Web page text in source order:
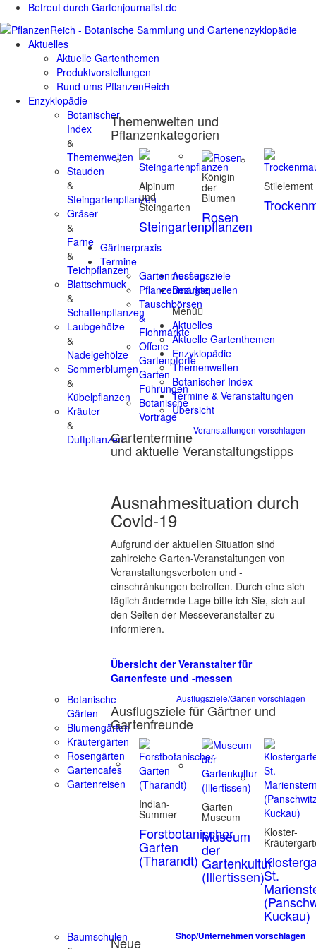
Betreut durch Gartenjournalist.de
Aktuelles
Aktuelle Gartenthemen
Produktvorstellungen
Rund ums PflanzenReich
Enzyklopädie
Botanischer
Index
&
Themenwelten
Stauden
&
Steingartenpflanzen
Gräser
&
Farne
&
Teichpflanzen
Blattschmuck
&
Schattenpflanzen
Laubgehölze
&
Nadelgehölze
Sommerblumen
&
Kübelpflanzen
Kräuter
&
Duftpflanzen
Themenwelten und
Pflanzenkategorien
Alpinum
und
Steingarten
Steingartenpflanzen
Königin
der
Blumen
Rosen
Stilelement
Gärtnerpraxis
Termine
Gartenmessen
Pflanzenmärkte
Tauschbörsen
&
Flohmärkte
Offene
Gartenpforte
Garten-
Führungen
Botanische
Vorträge
Veranstaltungen vorschlagen
Gartentermine
und aktuelle Veranstaltungstipps
Ausnahmesituation durch
Covid-19
Aufgrund der aktuellen Situation sind
zahlreiche Garten-Veranstaltungen von
Veranstaltungsverboten und -
einschränkungen betroffen. Durch eine sich
täglich ändernde Lage bitte ich Sie, sich auf
den Seiten der Messeveranstalter zu
informieren.
Übersicht der Veranstalter für
Gartenfeste und -messen
Ausflugsziele
Botanische
Gärten
Blumengärten
Kräutergärten
Rosengärten
Gartencafes
Gartenreisen
Ausflugsziele/Gärten vorschlagen
Ausflugsziele für Gärtner und
Gartenfreunde
Indian-
Summer
Forstbotanischer
Garten
(Tharandt)
Garten-
Museum
Museum
der
Gartenkultur
(Illertissen)
Kloster-
St.
Kuckau)
Bezugsquellen
Baumschulen
Shop/Unternehmen vorschlagen
Neue
Menü
Aktuelles
Aktuelle Gartenthemen
Enzyklopädie
Themenwelten
Botanischer Index
Termine & Veranstaltungen
Übersicht